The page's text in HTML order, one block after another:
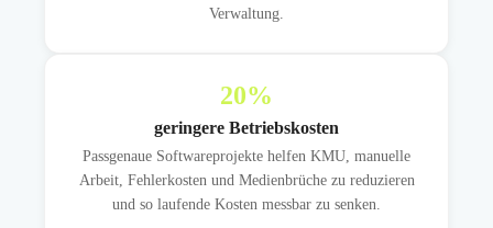
Verwaltung.
20%
geringere Betriebskosten
Passgenaue Softwareprojekte helfen KMU, manuelle
Arbeit, Fehlerkosten und Medienbrüche zu reduzieren
und so laufende Kosten messbar zu senken.